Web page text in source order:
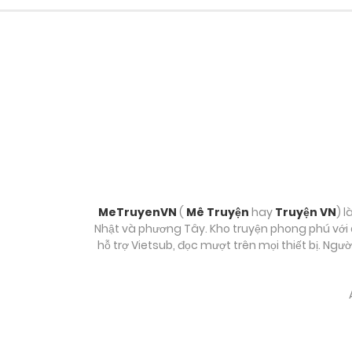
Chương 94
Chương 93
MeTruyenVN ( Mê Truyện hay Truyện VN)
Nhật và phương Tây. Kho truyện phong phú
hỗ trợ Vietsub, đọc mượt trên mọi thiết bị.